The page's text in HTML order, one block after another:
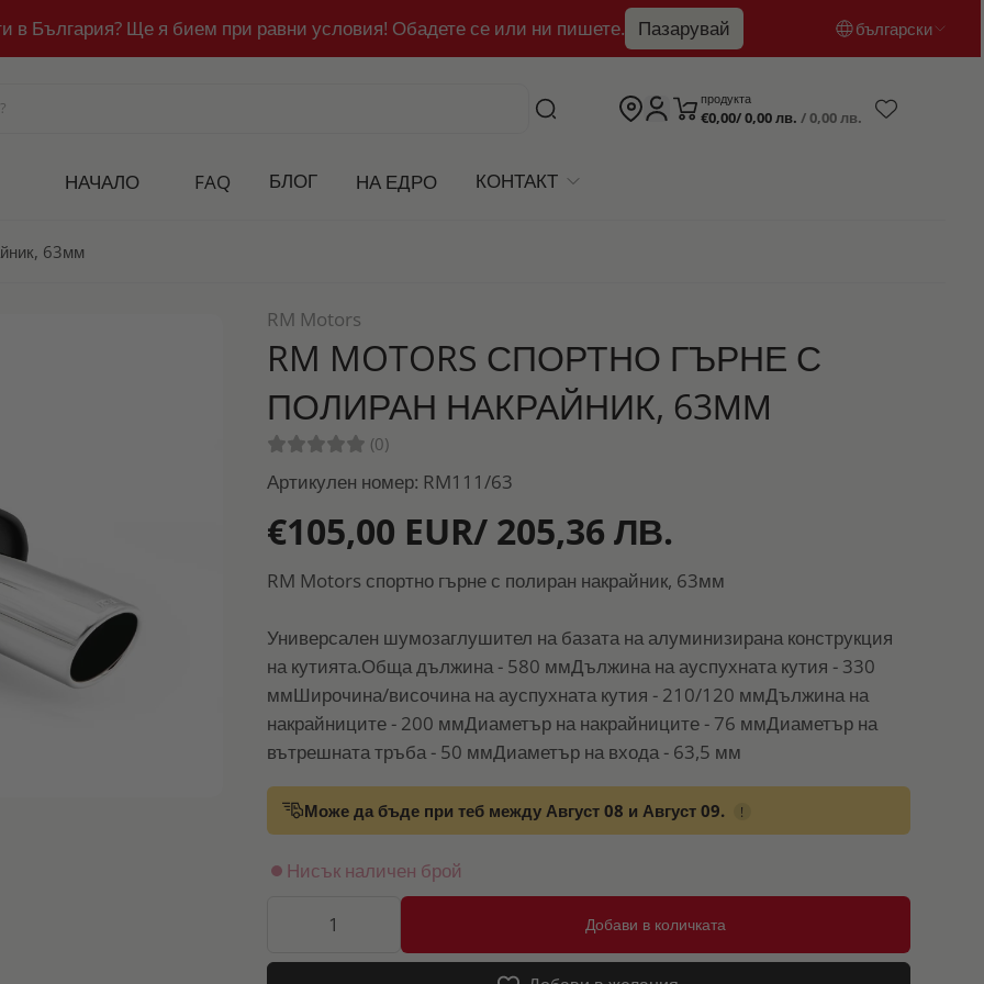
в България? Ще я бием при равни условия! Обадете се или ни пишете. Пазарувай български
English
продукта
€0,00/ 0,00 лв. / 0,00 лв.
НАЧАЛО FAQ БЛОГ НА ЕДРО КОНТАКТ
63мм
RM Motors
RM MOTORS СПОРТНО ГЪРНЕ С
ПОЛИРАН НАКРАЙНИК, 63ММ
(0)
Артикулен номер: RM111/63
€105,00 EUR/ 205,36 ЛВ.
RM Motors спортно гърне с полиран накрайник, 63мм
Универсален шумозаглушител на базата на алуминизирана конструкция
на кутията.Обща дължина - 580 ммДължина на ауспухната кутия - 330
ммШирочина/височина на ауспухната кутия - 210/120 ммДължина на
накрайниците - 200 ммДиаметър на накрайниците - 76 ммДиаметър на
вътрешната тръба - 50 ммДиаметър на входа - 63,5 мм
Може да бъде при теб между Август 08 и Август 09. !
Нисък наличен брой
Добави в количката